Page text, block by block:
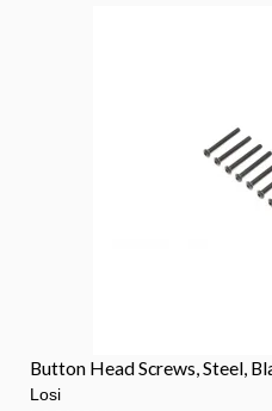
Button Head Screws, Steel,
Losi